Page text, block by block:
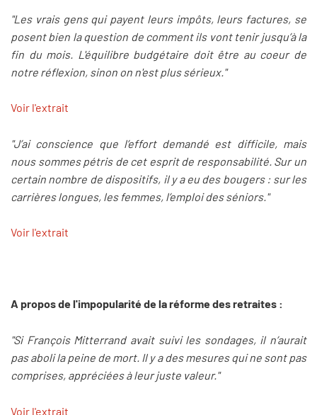
"Les vrais gens qui payent leurs impôts, leurs factures, se
posent bien la question de comment ils vont tenir jusqu’à la
fin du mois. L'équilibre budgétaire doit être au coeur de
notre réflexion, sinon on n'est plus sérieux."
Voir l'extrait
"J’ai conscience que l’effort demandé est difficile, mais
nous sommes pétris de cet esprit de responsabilité. Sur un
certain nombre de dispositifs, il y a eu des bougers : sur les
carrières longues, les femmes, l’emploi des séniors."
Voir l'extrait
A propos de l'impopularité de la réforme des retraites :
"Si François Mitterrand avait suivi les sondages, il n’aurait
pas aboli la peine de mort. Il y a des mesures qui ne sont pas
comprises, appréciées à leur juste valeur."
Voir l'extrait